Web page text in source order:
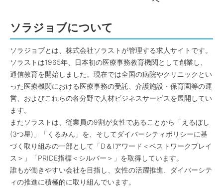
ソラジョブについて
ソラジョブとは、株式会社ソラストが管理する求人サイトです。
ソラストは1965年、日本初の医療事務教育機関として創業し、
通信教育を開始しました。現在では全国の病院やクリニックとい
った医療機関における医療事務の受託、介護施設・保育園等の運
営、およびこれらの各分野で人材ビジネスサービスを展開してい
ます。
またソラストは、従業員の9割が女性であることから「えるぼし
(3つ星)」「くるみん」を、そしてダイバーシティポリシーに基
づく取り組みの一部として「D＆Iアワード＜ベストワークプレイ
ス＞」「PRIDE指標＜シルバー＞」を取得しています。
誰もが働きやすい会社を目指し、女性の活躍推進、ダイバーシテ
ィの推進に積極的に取り組んでいます。